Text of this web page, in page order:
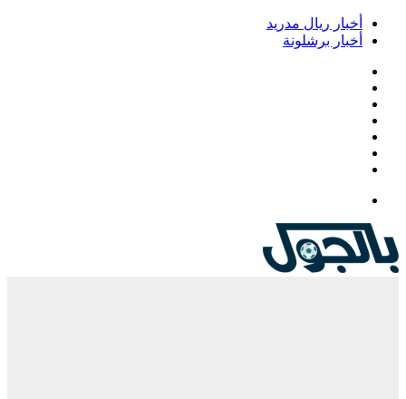
أخبار ريال مدريد
أخبار برشلونة